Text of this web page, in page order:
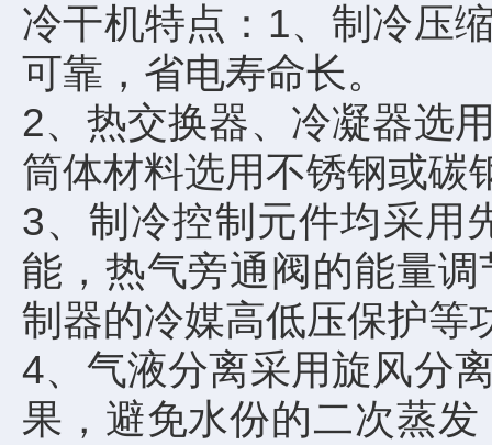
冷干机特点：1、制冷压
可靠，省电寿命长。
2、热交换器、冷凝器选
筒体材料选用不锈钢或碳
3、制冷控制元件均采用
能，热气旁通阀的能量
制器的冷媒高低压保护等
4、气液分离采用旋风分
果，避免水份的二次蒸